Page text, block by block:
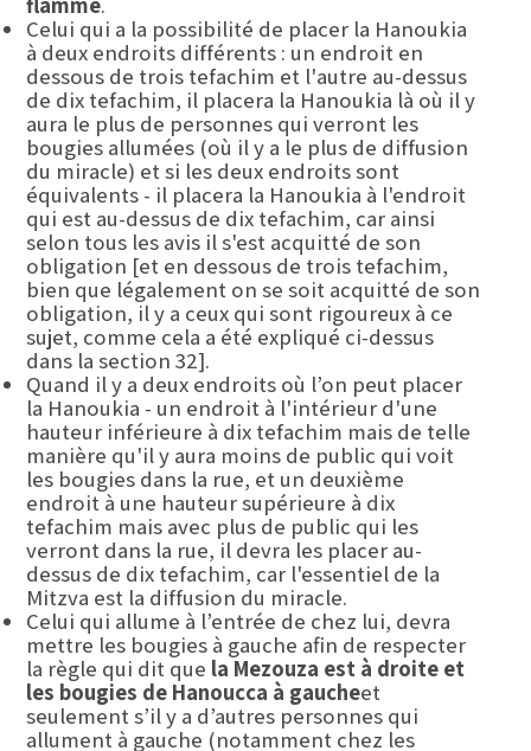
Celui qui a la possibilité de placer la Hanoukia
à deux endroits différents : un endroit en
dessous de trois tefachim et l'autre au-dessus
de dix tefachim, il placera la Hanoukia là où il y
aura le plus de personnes qui verront les
bougies allumées (où il y a le plus de diffusion
du miracle) et si les deux endroits sont
équivalents - il placera la Hanoukia à l'endroit
qui est au-dessus de dix tefachim, car ainsi
selon tous les avis il s'est acquitté de son
obligation [et en dessous de trois tefachim,
bien que légalement on se soit acquitté de son
obligation, il y a ceux qui sont rigoureux à ce
sujet, comme cela a été expliqué ci-dessus
dans la section 32].
Quand il y a deux endroits où l’on peut placer
la Hanoukia - un endroit à l'intérieur d'une
hauteur inférieure à dix tefachim mais de telle
manière qu'il y aura moins de public qui voit
les bougies dans la rue, et un deuxième
endroit à une hauteur supérieure à dix
tefachim mais avec plus de public qui les
verront dans la rue, il devra les placer au-
dessus de dix tefachim, car l'essentiel de la
Mitzva est la diffusion du miracle.
Celui qui allume à l’entrée de chez lui, devra
mettre les bougies à gauche afin de respecter
la règle qui dit que la Mezouza est à droite et
les bougies de Hanoucca à gaucheet
seulement s’il y a d’autres personnes qui
allument à gauche (notamment chez les